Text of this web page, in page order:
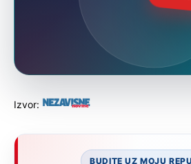
Izvor:
BUDITE UZ MOJU